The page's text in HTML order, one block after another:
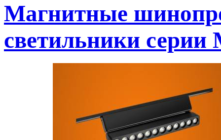
Магнитные
светильники серии